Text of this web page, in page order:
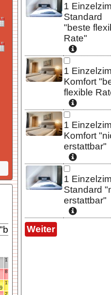
Sa
1
8
15
117.79
22
1
Standard
"beste
Rate"
1
Komfort
flexible
1
Komfort
erstattbar"
1
Standard
erstattbar"
Weiter